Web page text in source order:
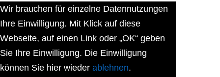
Wir brauchen für einzelne Datennutzungen
Ihre Einwilligung. Mit Klick auf diese
Webseite, auf einen Link oder „OK“ geben
Sie Ihre Einwilligung. Die Einwilligung
können Sie hier wieder ablehnen.